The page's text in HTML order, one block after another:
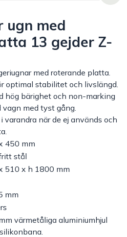
ugn med
13 gejder Z-
med roterande platta.
optimal stabilitet och livslängd.
hög bärighet och non-marking
med tyst gång.
varandra när de ej används och
450 mm
stål
510 x h 1800 mm
mm
värmetåliga aluminiumhjul